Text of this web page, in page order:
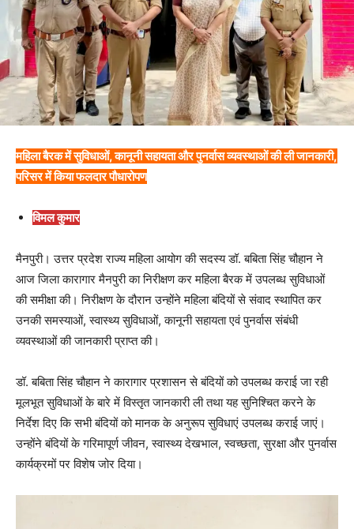
महिला बैरक में सुविधाओं, कानूनी सहायता और पुनर्वास व्यवस्थाओं की ली जानकारी,
परिसर में किया फलदार पौधारोपण
विमल कुमार
मैनपुरी। उत्तर प्रदेश राज्य महिला आयोग की सदस्य डॉ. बबिता सिंह चौहान ने
आज जिला कारागार मैनपुरी का निरीक्षण कर महिला बैरक में उपलब्ध सुविधाओं
की समीक्षा की। निरीक्षण के दौरान उन्होंने महिला बंदियों से संवाद स्थापित कर
उनकी समस्याओं, स्वास्थ्य सुविधाओं, कानूनी सहायता एवं पुनर्वास संबंधी
व्यवस्थाओं की जानकारी प्राप्त की।
डॉ. बबिता सिंह चौहान ने कारागार प्रशासन से बंदियों को उपलब्ध कराई जा रही
मूलभूत सुविधाओं के बारे में विस्तृत जानकारी ली तथा यह सुनिश्चित करने के
निर्देश दिए कि सभी बंदियों को मानक के अनुरूप सुविधाएं उपलब्ध कराई जाएं।
उन्होंने बंदियों के गरिमापूर्ण जीवन, स्वास्थ्य देखभाल, स्वच्छता, सुरक्षा और पुनर्वास
कार्यक्रमों पर विशेष जोर दिया।